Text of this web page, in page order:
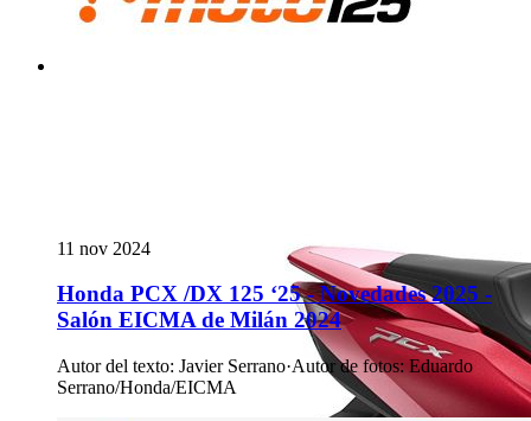
11 nov 2024
Honda PCX /DX 125 ‘25 - Novedades 2025 -
Salón EICMA de Milán 2024
Autor del texto: Javier Serrano·Autor de fotos: Eduardo
Serrano/Honda/EICMA